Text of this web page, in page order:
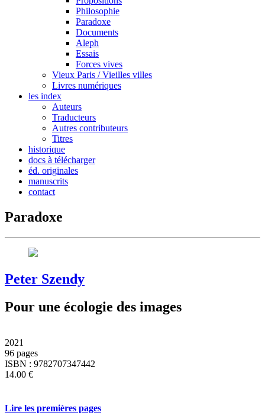
Philosophie
Paradoxe
Documents
Aleph
Essais
Forces vives
Vieux Paris / Vieilles villes
Livres numériques
les index
Auteurs
Traducteurs
Autres contributeurs
Titres
historique
docs à télécharger
éd. originales
manuscrits
contact
Paradoxe
Peter Szendy
Pour une écologie des images
2021
96 pages
ISBN : 9782707347442
14.00 €
Lire les premières pages